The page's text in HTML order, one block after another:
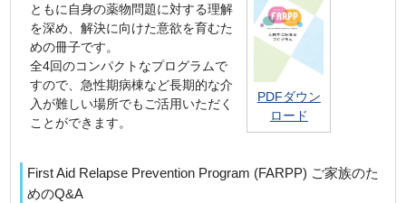
ともに自身の薬物問題に対する理解
を深め、解決に向けた意欲を育むた
めの冊子です。
全4回のコンパクトなプログラムで
すので、急性期病棟など長期的な介
入が難しい場所でもご活用いただく
ことができます。
PDFダウン
ロード
First Aid Relapse Prevention Program (FARPP) ご家族のた
めのQ&A